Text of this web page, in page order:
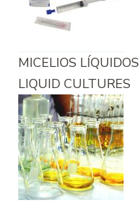
MICELIOS LÍQUIDOS
LIQUID CULTURES